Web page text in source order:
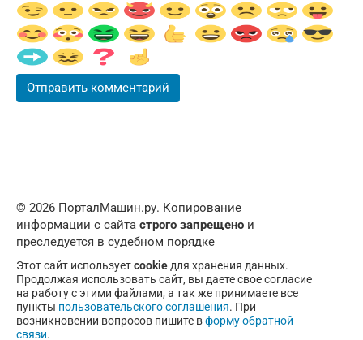
© 2026 ПорталМашин.ру. Копирование
информации с сайта строго запрещено и
преследуется в судебном порядке
Этот сайт используетcookieдля хранения данных.
Продолжая использовать сайт, вы даете свое согласие
на работу с этими файлами, а так же принимаете все
пункты пользовательского соглашения. При
возникновении вопросов пишите вформу обратной
связи.